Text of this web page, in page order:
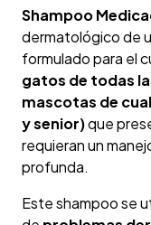
Shampoo
dermatológico de
formulado para el
gatos de todas
mascotas de
y senior)que
requieran un
profunda.
Este shampoo se